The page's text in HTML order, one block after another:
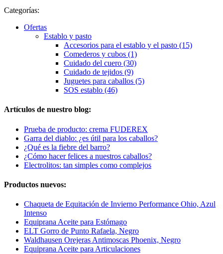
Categorías:
Ofertas
Establo y pasto
Accesorios para el establo y el pasto (15)
Comederos y cubos (1)
Cuidado del cuero (30)
Cuidado de tejidos (9)
Juguetes para caballos (5)
SOS establo (46)
Artículos de nuestro blog:
Prueba de producto: crema FUDEREX
Garra del diablo: ¿es útil para los caballos?
¿Qué es la fiebre del barro?
¿Cómo hacer felices a nuestros caballos?
Electrolitos: tan simples como complejos
Productos nuevos:
Chaqueta de Equitación de Invierno Performance Ohio, Azul
Intenso
Equiprana Aceite para Estómago
ELT Gorro de Punto Rafaela, Negro
Waldhausen Orejeras Antimoscas Phoenix, Negro
Equiprana Aceite para Articulaciones